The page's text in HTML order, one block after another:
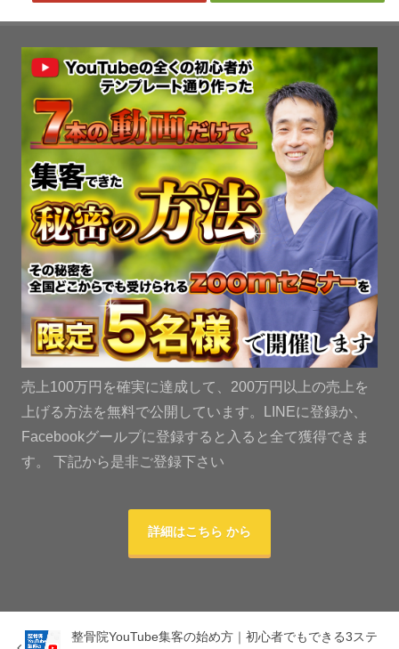
売上100万円を確実に達成して、200万円以上の売上を
上げる方法を無料で公開しています。LINEに登録か、
Facebookグールプに登録すると入ると全て獲得できま
す。 下記から是非ご登録下さい
詳細はこちら から
整骨院YouTube集客の始め方｜初心者でもできる3ステ